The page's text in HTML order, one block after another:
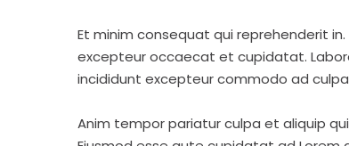
Et minim consequat qui reprehenderit
excepteur occaecat et cupidatat.
incididunt excepteur commodo ad
Anim tempor pariatur culpa et aliquip